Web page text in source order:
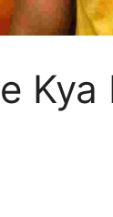
Kya